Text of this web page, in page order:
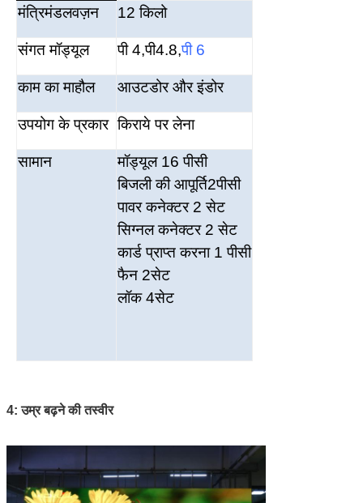
मंत्रिमंडलवज़न 12 किलो
संगत मॉड्यूल पी 4,पी4.8,पी 6
काम का माहौल आउटडोर और इंडोर
उपयोग के प्रकार किराये पर लेना
सामान
मॉड्यूल 16 पीसी
बिजली की आपूर्ति2पीसी
पावर कनेक्टर 2 सेट
सिग्नल कनेक्टर 2 सेट
कार्ड प्राप्त करना 1 पीसी
फैन 2सेट
लॉक 4सेट
4: उम्र बढ़ने की तस्वीर